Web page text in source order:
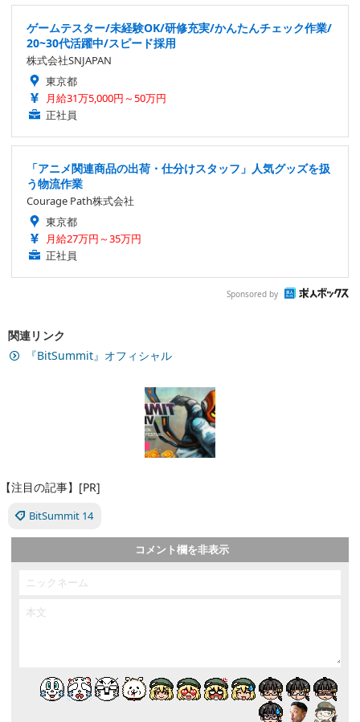
ゲームテスター/未経験OK/研修充実/かんたんチェック作業/
20~30代活躍中/スピード採用
株式会社SNJAPAN
東京都
月給31万5,000円～50万円
正社員
「アニメ関連商品の出荷・仕分けスタッフ」人気グッズを扱
う物流作業
Courage Path株式会社
東京都
月給27万円～35万円
正社員
Sponsored by
関連リンク
『BitSummit』オフィシャル
【注目の記事】[PR]
BitSummit 14
コメント欄を非表示